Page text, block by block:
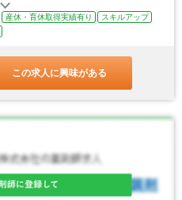
産休・育休取得実績有り
スキルアップ
この求人に興味がある